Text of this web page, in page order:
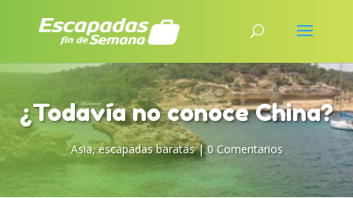
¿Todavía no conoce China?
Asia,escapadas baratas|0 Comentarios